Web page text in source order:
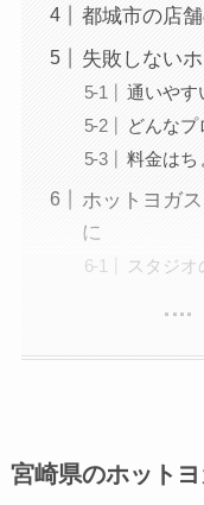
都城市の店
失敗しない
通いやす
どんな
料金はち
ホットヨガ
に
スタジオ
宮崎県のホット